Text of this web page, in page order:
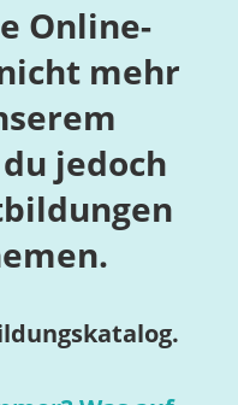
Online-
mehr
jedoch